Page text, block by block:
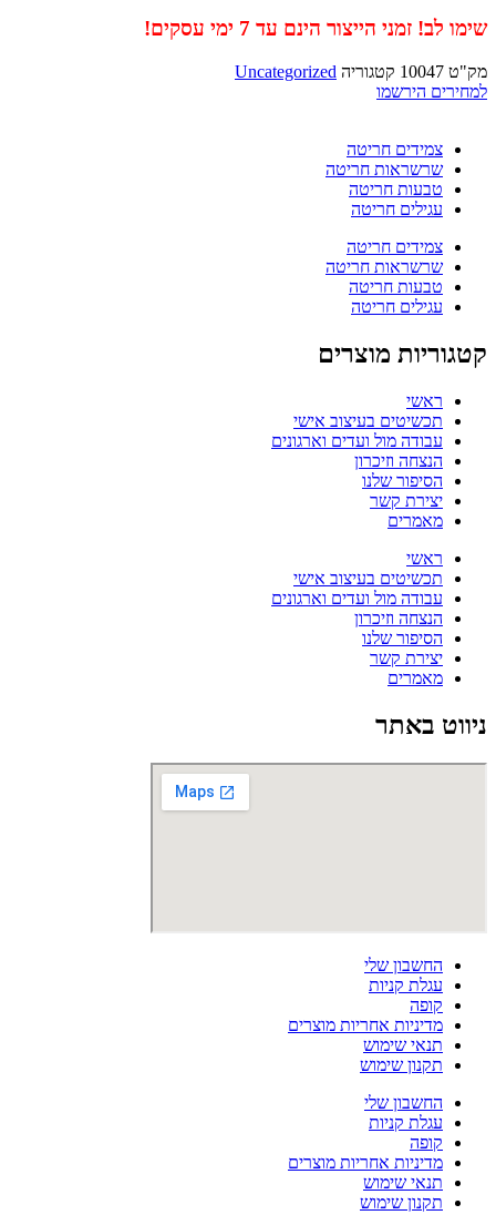
שימו לב! זמני הייצור הינם עד 7 ימי עסקים!
מק"ט 10047 קטגוריה Uncategorized
למחירים הירשמו
צמידים חריטה
שרשראות חריטה
טבעות חריטה
עגילים חריטה
צמידים חריטה
שרשראות חריטה
טבעות חריטה
עגילים חריטה
קטגוריות מוצרים
ראשי
תכשיטים בעיצוב אישי
עבודה מול ועדים וארגונים
הנצחה וזיכרון
הסיפור שלנו
יצירת קשר
מאמרים
ראשי
תכשיטים בעיצוב אישי
עבודה מול ועדים וארגונים
הנצחה וזיכרון
הסיפור שלנו
יצירת קשר
מאמרים
ניווט באתר
החשבון שלי
עגלת קניות
קופה
מדיניות אחריות מוצרים
תנאי שימוש
תקנון שימוש
החשבון שלי
עגלת קניות
קופה
מדיניות אחריות מוצרים
תנאי שימוש
תקנון שימוש